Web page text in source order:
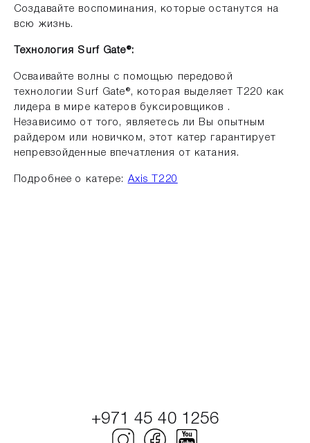
Создавайте воспоминания, которые останутся на
всю жизнь.
Технология Surf Gate®:
Осваивайте волны с помощью передовой
технологии Surf Gate®, которая выделяет T220 как
лидера в мире катеров буксировщиков .
Независимо от того, являетесь ли Вы опытным
райдером или новичком, этот катер гарантирует
непревзойденные впечатления от катания.
Подробнее о катере: Axis T220
+971 45 40 1256